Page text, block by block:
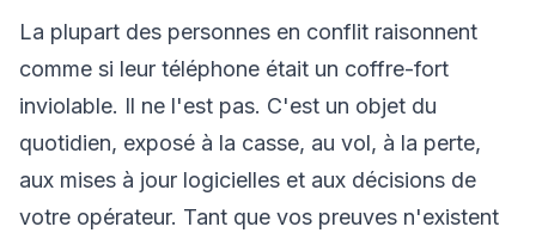
La plupart des personnes en conflit raisonnent
comme si leur téléphone était un coffre-fort
inviolable. Il ne l'est pas. C'est un objet du
quotidien, exposé à la casse, au vol, à la perte,
aux mises à jour logicielles et aux décisions de
votre opérateur. Tant que vos preuves n'existent